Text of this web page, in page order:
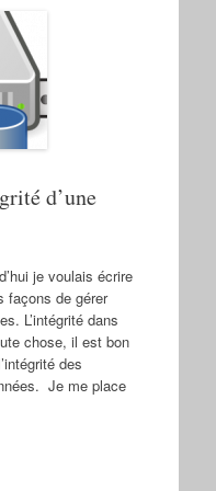
d’une
je voulais écrire
façons de gérer
L’intégrité dans
chose, il est bon
des
Je me place